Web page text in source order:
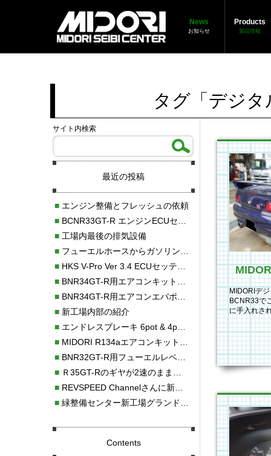
News
お知らせ
Products
製品情報
タグ「デジ
MIDORIデ
BCNR33で
に手入れさ
して
サイト内検索
最近の投稿
■エンジン整備とフレッシュの依頼
■BCNR33GT-R エンジンECUセッティング調整
■工場内最後の排気設備
■フューエルホースからガソリン漏れ
■HKS V-Pro Ver 3.4 ECUセッティング
■BNR34GT-R用エアコンキット新発売！！
■BNR34GT-R用エアコンエバポレーターを新発売！！
■新工場内部の紹介
■エンドレスブレーキ 6pot & 4potオーバーホール
■MIDORI R134aエアコンキットタイプⅡ取り付け
■BNR32GT-R用フューエルレベルセンサー新発売！！
■Ｒ35GT-Rのギヤが2速のまま変速しない！！
■REVSPEED Channelさんに新社屋を紹介していただきました!!
■緑整備センター新工場グランドオープン・続報
Contents